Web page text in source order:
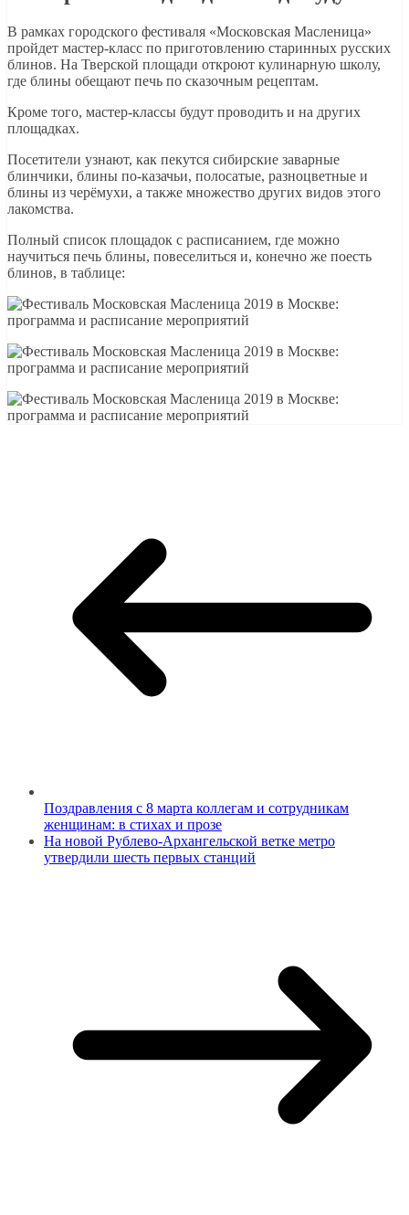
В рамках городского фестиваля «Московская Масленица»
пройдет мастер-класс по приготовлению старинных русских
блинов. На Тверской площади откроют кулинарную школу,
где блины обещают печь по сказочным рецептам.
Кроме того, мастер-классы будут проводить и на других
площадках.
Посетители узнают, как пекутся сибирские заварные
блинчики, блины по-казачьи, полосатые, разноцветные и
блины из черёмухи, а также множество других видов этого
лакомства.
Полный список площадок с расписанием, где можно
научиться печь блины, повеселиться и, конечно же поесть
блинов, в таблице:
Поздравления с 8 марта коллегам и сотрудникам
женщинам: в стихах и прозе
На новой Рублево-Архангельской ветке метро
утвердили шесть первых станций